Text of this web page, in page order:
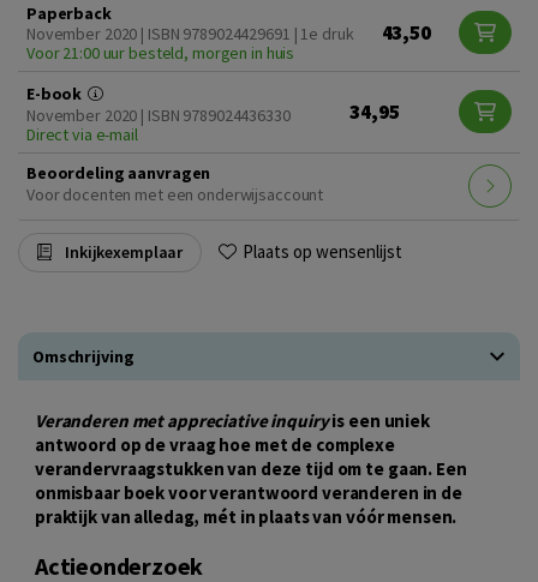
Paperback
November 2020 | ISBN 9789024429691 | 1e druk
Voor 21:00 uur besteld, morgen in huis
43,50
E-book
November 2020 | ISBN 9789024436330
Direct via e-mail
34,95
Beoordeling aanvragen
Voor docenten met een onderwijsaccount
Inkijkexemplaar Plaats op wensenlijst
Omschrijving
Veranderen met appreciative inquiryis een uniek
antwoord op de vraag hoe met de complexe
verandervraagstukken van deze tijd om te gaan. Een
onmisbaar boek voor verantwoord veranderen in de
praktijk van alledag, mét in plaats van vóór mensen.
Actieonderzoek